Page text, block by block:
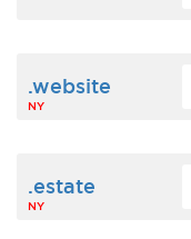
.website
NY
.estate
NY